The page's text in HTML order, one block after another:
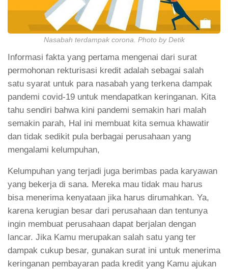
Nasabah terdampak corona. Photo by Detik
Informasi fakta yang pertama mengenai dari surat
permohonan rekturisasi kredit adalah sebagai salah
satu syarat untuk para nasabah yang terkena dampak
pandemi covid-19 untuk mendapatkan keringanan. Kita
tahu sendiri bahwa kini pandemi semakin hari malah
semakin parah, Hal ini membuat kita semua khawatir
dan tidak sedikit pula berbagai perusahaan yang
mengalami kelumpuhan,
Kelumpuhan yang terjadi juga berimbas pada karyawan
yang bekerja di sana. Mereka mau tidak mau harus
bisa menerima kenyataan jika harus dirumahkan. Ya,
karena kerugian besar dari perusahaan dan tentunya
ingin membuat perusahaan dapat berjalan dengan
lancar. Jika Kamu merupakan salah satu yang ter
dampak cukup besar, gunakan surat ini untuk menerima
keringanan pembayaran pada kredit yang Kamu ajukan